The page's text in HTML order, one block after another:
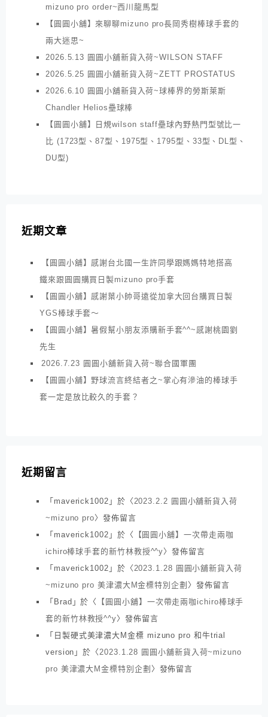
mizuno pro order~西川龍馬型
【圓圓小舖】來聊聊mizuno pro長岡秀樹棒球手套的
兩大迷思~
2026.5.13 圓圓小舖新貨入荷~WILSON STAFF
2026.5.25 圓圓小舖新貨入荷~ZETT PROSTATUS
2026.6.10 圓圓小舖新貨入荷~球棒界的勞斯萊斯
Chandler Helios壘球棒
【圓圓小舖】日規wilson staff壘球內野熱門型號比一
比 (1723型、87型、1975型、1795型、33型、DL型、
DU型)
近期文章
【圓圓小舖】感謝台北國一生許同學跟媽媽特地搭高
鐵來跟圓圓購買日製mizuno pro手套
【圓圓小舖】感謝葉小帥哥遠從加拿大回台購買日製
YGS棒球手套～
【圓圓小舖】暑假幫小朋友添購新手套^^~感謝桃園劉
先生
2026.7.23 圓圓小舖新貨入荷~聯合國軍團
【圓圓小舖】野球流言終結者之~掌心有滲油的棒球手
套一定是放比較久的手套？
近期留言
「 maverick1002 」於〈2023.2.2 圓圓小舖新貨入荷
~mizuno pro〉發佈留言
「 maverick1002 」於〈
【圓圓小舖】一次帶走兩咖
ichiro棒球手套的新竹林教授^^y〉發佈留言
「 maverick1002 」於〈2023.1.28 圓圓小舖新貨入荷
~mizuno pro 美津濃大M金標特別企劃 〉發佈留言
「 Brad 」於〈
【圓圓小舖】一次帶走兩咖ichiro棒球手
套的新竹林教授^^y〉發佈留言
「 日製硬式美津濃大M金標 mizuno pro 和牛trial
version 」於〈2023.1.28 圓圓小舖新貨入荷~mizuno
pro 美津濃大M金標特別企劃 〉發佈留言